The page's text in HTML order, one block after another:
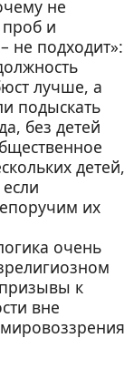
не
проб и
не подходит»:
лучше, а
подыскать
без детей
детей,
их
очень
к
вне